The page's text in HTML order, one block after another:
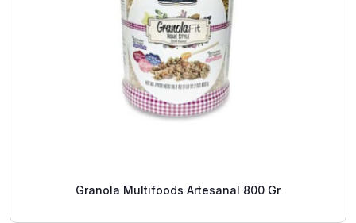
Granola Multifoods Artesanal 800 Gr